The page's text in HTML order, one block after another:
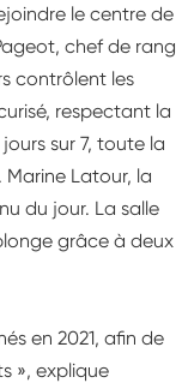
le centre de
chef de rang
contrôlent les
respectant la
sur 7, toute la
Marine Latour, la
du jour. La salle
grâce à deux
en 2021, afin de
», explique